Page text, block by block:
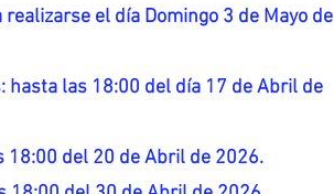
el día Domingo 3 de Mayo de
hasta las 18:00 del día 17 de Abril de
18:00 del 20 de Abril de 2026.